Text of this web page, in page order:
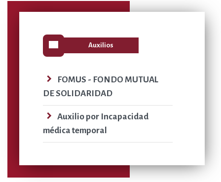
view_list Auxilios
navigate_next
FOMUS - FONDO MUTUAL
DE SOLIDARIDAD
navigate_next
Auxilio por Incapacidad
médica temporal